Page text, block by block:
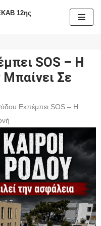
12ης
SOS – Η
Σε
Εκπέμπει SOS – Η